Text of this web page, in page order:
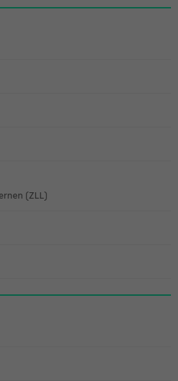
(ZLL)